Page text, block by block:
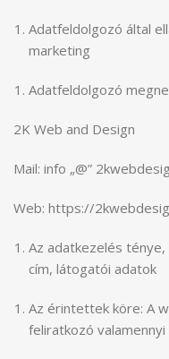
Adatfeldolgozó által
marketing
Adatfeldolgozó
2K Web and Design
Mail: info „@”
Web: https://
Az adatkezelés
cím, látogatói adatok
Az érintettek köre: A
feliratkozó